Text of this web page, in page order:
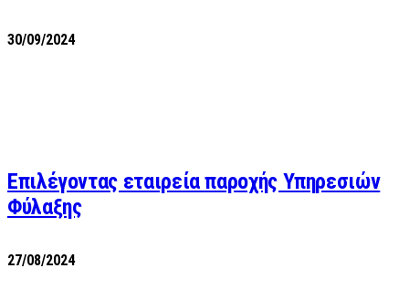
30/09/2024
Επιλέγοντας εταιρεία παροχής Υπηρεσιών
Φύλαξης
27/08/2024